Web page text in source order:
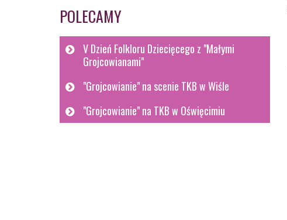
POLECAMY
V Dzień Folkloru Dziecięcego z "Małymi
Grojcowianami"
"Grojcowianie" na scenie TKB w Wiśle
"Grojcowianie" na TKB w Oświęcimiu